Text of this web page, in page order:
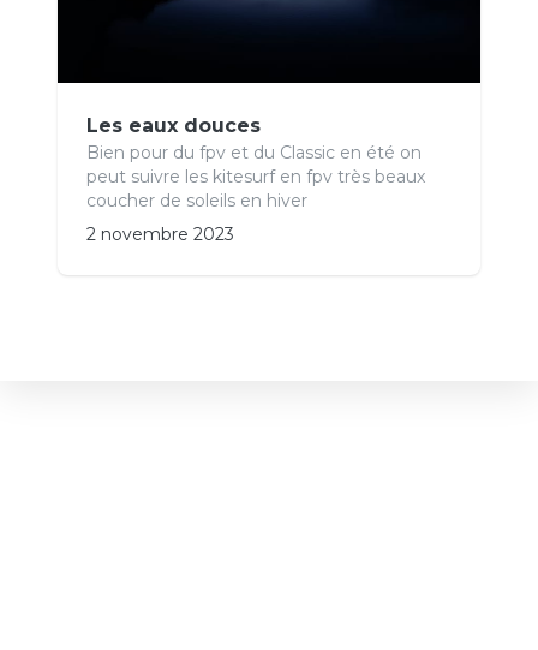
Les eaux douces
Bien pour du fpv et du Classic en été on
peut suivre les kitesurf en fpv très beaux
coucher de soleils en hiver
2 novembre 2023